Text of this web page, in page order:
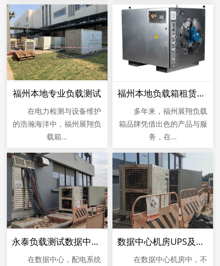
福州本地专业负载测试
在电力检测与设备维护
的浩瀚海洋中，福州展翔负
载箱...
福州本地负载箱租赁公司
多年来，福州展翔负载
箱品牌凭借出色的产品与服
务，在...
永泰负载测试数据中心配电系统主要内容
在数据中心，配电系统
数据中心机房UPS及变压器系统假负载测试
在数据中心机房中，不